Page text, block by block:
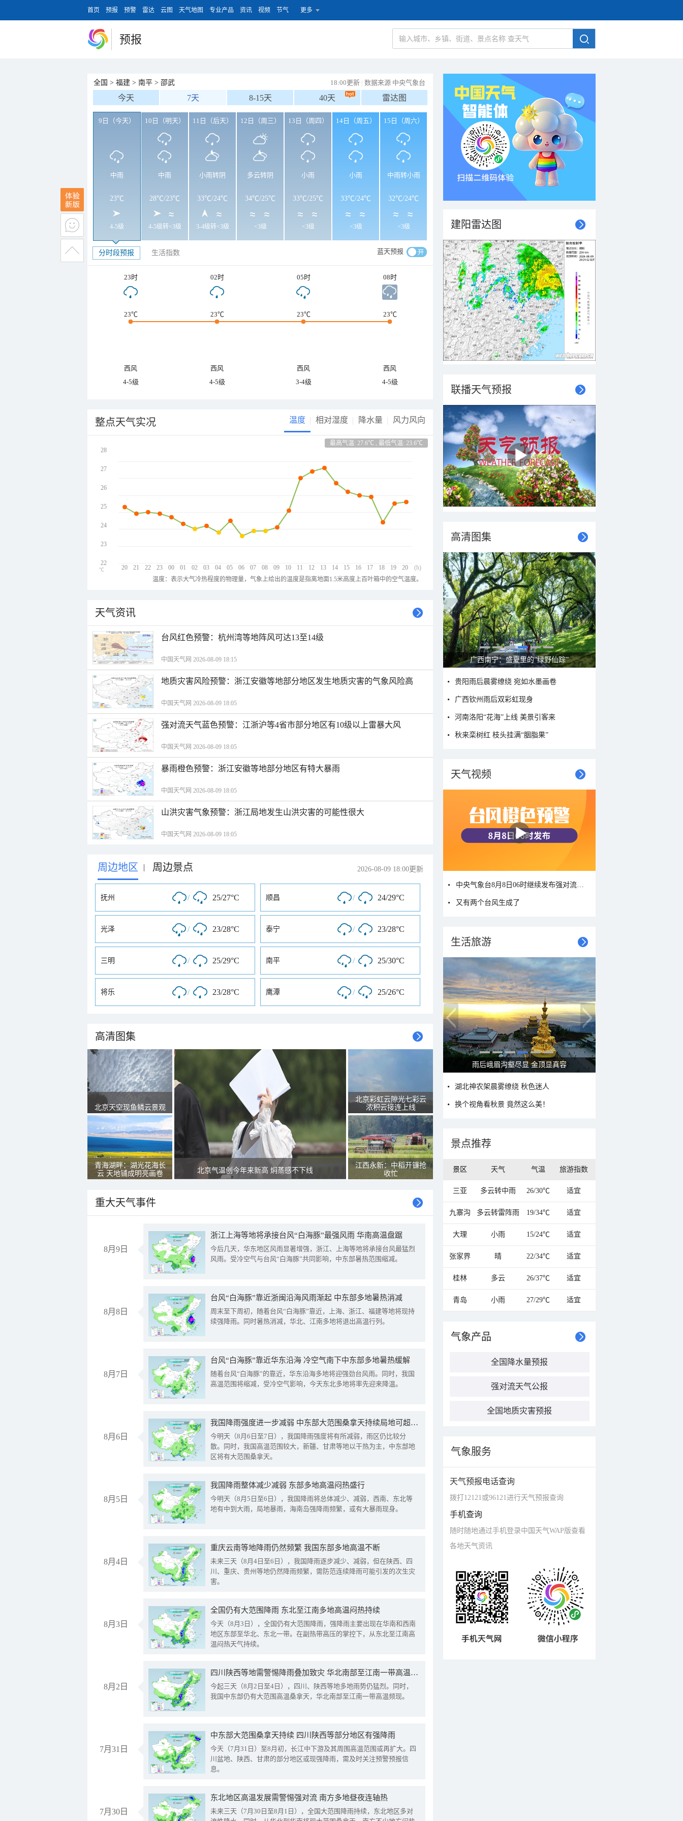
首页 预报 预警 雷达 云图 天气地图 专业产品 资讯 视频 节气 更多
预报
全国 > 福建 > 南平 > 邵武 18:00更新 | 数据来源 中央气象台
今天 7天 8-15天 40天 雷达图
9日（今天）
中雨
23℃
4-5级
10日（明天）
中雨
28℃/23℃
4-5级转<3级
11日（后天）
小雨转阴
33℃/24℃
3-4级转<3级
12日（周三）
多云转阴
34℃/25℃
<3级
13日（周四）
小雨
33℃/25℃
<3级
14日（周五）
小雨
33℃/24℃
<3级
15日（周六）
中雨转小雨
32℃/24℃
<3级
分时段预报 生活指数 蓝天预报
23时 02时 05时 08时
23℃ 23℃ 23℃ 23℃
西风 西风 西风
西风
4-5级
4-5级 3-4级 4-5级
整点天气实况 温度 相对湿度 降水量 风力风向
最高气温: 27.6℃ , 最低气温: 23.6℃
20 21 22 23 00 01 02 03 04 05 06 07 08 09 10 11 12 13 14 15 16 17 18 19 20
28
27
26
25
24
23
22
(h)
℃
温度：表示大气冷热程度的物理量，气象上给出的温度是指离地面1.5米高度上百叶箱中的空气温度。
天气资讯
​台风红色预警：杭州湾等地阵风可达13至14级
中国天气网 2026-08-09 18:15
地质灾害风险预警：浙江安徽等地部分地区发生地质灾害的气象风险高
中国天气网 2026-08-09 18:05
强对流天气蓝色预警：江浙沪等4省市部分地区有10级以上雷暴大风
中国天气网 2026-08-09 18:05
暴雨橙色预警：浙江安徽等地部分地区有特大暴雨
中国天气网 2026-08-09 18:05
山洪灾害气象预警：浙江局地发生山洪灾害的可能性很大
中国天气网 2026-08-09 18:05
周边地区 | 周边景点 2026-08-09 18:00更新
抚州 / 25/27°C 顺昌 / 24/29°C
光泽 / 23/28°C 泰宁 / 23/28°C
三明 / 25/29°C 南平 / 25/30°C
将乐 / 23/28°C 鹰潭 / 25/26°C
高清图集
北京天空现鱼鳞云景观
青海湖畔：湖光花海长
云 天地铺成明亮画卷
北京气温创今年来新高 焖蒸感不下线
北京彩虹云隙光七彩云
浓积云接连上线
江西永新：中稻开镰抢
收忙
重大天气事件
8月9日
浙江上海等地将承接台风“白海豚”最强风雨 华南高温盘踞
今后几天，华东地区风雨显著增强，浙江、上海等地将承接台风最猛烈
风雨。受冷空气与台风“白海豚”共同影响，中东部暑热范围缩减。
8月8日
台风“白海豚”靠近浙闽沿海风雨渐起 中东部多地暑热消减
周末至下周初，随着台风“白海豚”靠近，上海、浙江、福建等地将现持
续强降雨。同时暑热消减，华北、江南多地将退出高温行列。
8月7日
台风“白海豚”靠近华东沿海 冷空气南下中东部多地暑热缓解
随着台风“白海豚”的靠近，华东沿海多地将迎强劲台风雨。同时，我国
高温范围将缩减，受冷空气影响，今天东北多地将率先迎来降温。
8月6日
我国降雨强度进一步减弱 中东部大范围桑拿天持续局地可超38℃
今明天（8月6日至7日），我国降雨强度将有所减弱，雨区仍比较分
散。同时，我国高温范围较大，新疆、甘肃等地以干热为主，中东部地
区将有大范围桑拿天。
8月5日
我国降雨整体减少减弱 东部多地高温闷热盛行
今明天（8月5日至6日），我国降雨将总体减少、减弱，西南、东北等
地有中到大雨，局地暴雨，海南岛强降雨频繁，或有大暴雨现身。
8月4日
重庆云南等地降雨仍然频繁 我国东部多地高温不断
未来三天（8月4日至6日），我国降雨逐步减少、减弱，但在陕西、四
川、重庆、贵州等地仍然降雨频繁，需防范连续降雨可能引发的次生灾
害。
8月3日
全国仍有大范围降雨 东北至江南多地高温闷热持续
今天（8月3日），全国仍有大范围降雨，强降雨主要出现在华南和西南
地区东部至华北、东北一带。在副热带高压的掌控下，从东北至江南高
温闷热天气持续。
8月2日
四川陕西等地需警惕降雨叠加致灾 华北南部至江南一带高温频现
今起三天（8月2日至4日），四川、陕西等地多地雨势仍猛烈。同时，
我国中东部仍有大范围高温桑拿天，华北南部至江南一带高温频现。
7月31日
中东部大范围桑拿天持续 四川陕西等部分地区有强降雨
今天（7月31日）至8月初，长江中下游及其周围高温范围或再扩大。四
川盆地、陕西、甘肃的部分地区或现强降雨，需及时关注预警预报信
息。
7月30日
东北地区高温发展需警惕强对流 南方多地昼夜连轴热
未来三天（7月30日至8月1日），全国大范围降雨持续，东北地区多对
建阳雷达图
联播天气预报
高清图集
广西南宁：盛夏里的“绿野仙踪”
贵阳雨后晨雾缭绕 宛如水墨画卷
广西钦州雨后双彩虹现身
河南洛阳“花海”上线 美景引客来
秋来栾树红 枝头挂满“胭脂果”
天气视频
又有两个台风生成了
生活旅游
雨后峨眉沟壑尽显 金顶显真容
湖北神农架晨雾缭绕 秋色迷人
换个视角看秋景 竟然这么美！
景点推荐
景区 天气 气温 旅游指数
三亚 多云转中雨 26/30℃ 适宜
九寨沟 多云转雷阵雨 19/34℃ 适宜
大理 小雨 15/24℃ 适宜
张家界 晴 22/34℃ 适宜
桂林 多云 26/37℃ 适宜
青岛 小雨 27/29℃ 适宜
气象产品
全国降水量预报
强对流天气公报
全国地质灾害预报
气象服务
天气预报电话查询
拨打12121或96121进行天气预报查询
手机查询
随时随地通过手机登录中国天气WAP版查看
各地天气资讯